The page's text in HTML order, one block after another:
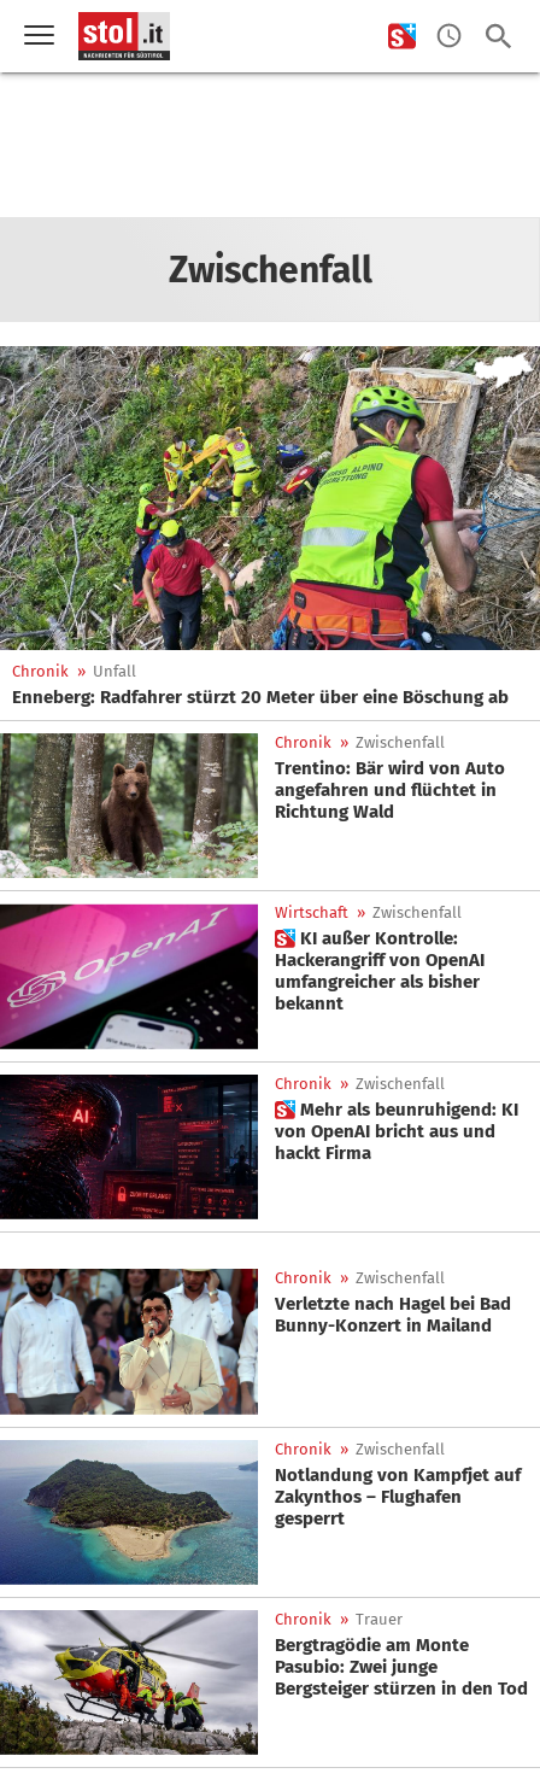
Zwischenfall
Chronik » Unfall
Enneberg: Radfahrer stürzt 20 Meter über eine Böschung ab
Chronik » Zwischenfall
Trentino: Bär wird von Auto
angefahren und flüchtet in
Richtung Wald
Wirtschaft » Zwischenfall
 KI außer Kontrolle:
Hackerangriff von OpenAI
umfangreicher als bisher
bekannt
Chronik » Zwischenfall
 Mehr als beunruhigend: KI
von OpenAI bricht aus und
hackt Firma
Chronik » Zwischenfall
Verletzte nach Hagel bei Bad
Bunny-Konzert in Mailand
Chronik » Zwischenfall
Notlandung von Kampfjet auf
Zakynthos – Flughafen
gesperrt
Chronik » Trauer
Bergtragödie am Monte
Pasubio: Zwei junge
Bergsteiger stürzen in den Tod